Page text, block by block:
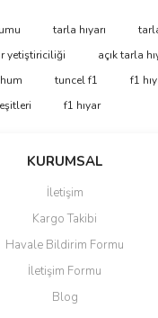
tarla hıyarı
yetiştiriciliği
açık tarla
tuncel f1
f1
f1 hıyar
KURUMSAL
İletişim
Kargo Takibi
Havale Bildirim Formu
İletişim Formu
Blog